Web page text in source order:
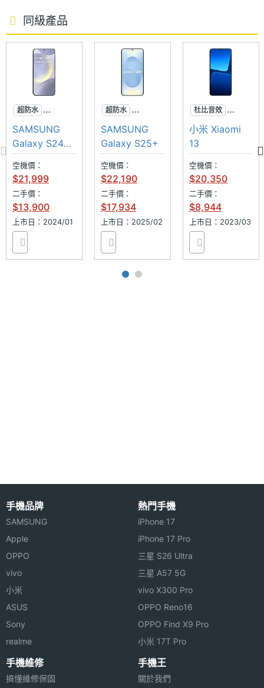
◎ Wi-Fi 6、藍牙 5.4、NFC
◎ 前置 5,000 萬畫素鏡頭
◎ 後置 2 億畫素主鏡頭 + 5,000 萬畫素超廣角鏡頭 +
5,000 萬畫素長焦鏡頭
◎ IP69 防塵防水等級
◎ 水中相機模式、濕手螢幕觸控
◎ 螢幕指紋辨識、臉部辨識
◎ 配置 6,500mAh 電量
◎ 採用 USB Type-C 規格，支援 80W SUPERVOOC
超級閃充、50W AIRVOOC 無限閃充
※本文為 SOGI 手機王版權所有，未經授權不得轉載使用※
主相機
光圈F
1.8
主相機
等效焦
主相機
LED補
光燈
主相機
自動對
焦
主相機
光學防
手震
第二主
效焦距
第三主
相機畫
素
第三主
相機感
光元件
同級產品
超防水
專業攝影
AI手機
SAMSUNG
Galaxy S24+
256GB
空機價：
$21,999
二手價：
$13,900
上市日：2024/01
超防水
專業攝影
AI手機
SAMSUNG
Galaxy S25+
空機價：
$22,190
二手價：
$17,934
上市日：2025/02
杜比音效
超防水
徠卡影像
小米 Xiaomi
13
空機價：
$20,350
二手價：
$8,944
上市日：2023/03
手機品牌
SAMSUNG
Apple
OPPO
vivo
小米
ASUS
Sony
realme
熱門手機
iPhone 17
iPhone 17 Pro
三星 S26 Ultra
三星 A57 5G
vivo X300 Pro
OPPO Reno16
OPPO Find X9 Pro
小米 17T Pro
手機維修
搞懂維修保固
手機王
關於我們